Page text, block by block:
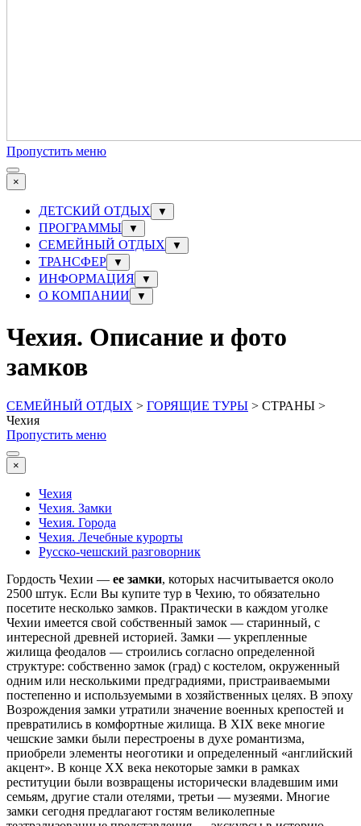
Пропустить меню
×
ДЕТСКИЙ ОТДЫХ ▼
ПРОГРАММЫ ▼
СЕМЕЙНЫЙ ОТДЫХ ▼
ТРАНСФЕР ▼
ИНФОРМАЦИЯ ▼
О КОМПАНИИ ▼
Чехия. Описание и фото
замков
СЕМЕЙНЫЙ ОТДЫХ > ГОРЯЩИЕ ТУРЫ > СТРАНЫ >
Чехия
Пропустить меню
×
Чехия
Чехия. Замки
Чехия. Города
Чехия. Лечебные курорты
Русско-чешский разговорник
Гордость Чехии — ее замки, которых насчитывается около
2500 штук. Если Вы купите тур в Чехию, то обязательно
посетите несколько замков. Практически в каждом уголке
Чехии имеется свой собственный замок — старинный, с
интересной древней историей. Замки — укрепленные
жилища феодалов — строились согласно определенной
структуре: собственно замок (град) с костелом, окруженный
одним или несколькими предградиями, пристраиваемыми
постепенно и используемыми в хозяйственных целях. В эпоху
Возрождения замки утратили значение военных крепостей и
превратились в комфортные жилища. В XIX веке многие
чешские замки были перестроены в духе романтизма,
приобрели элементы неоготики и определенный «английский
акцент». В конце XX века некоторые замки в рамках
реституции были возвращены исторически владевшим ими
семьям, другие стали отелями, третьи — музеями. Многие
замки сегодня предлагают гостям великолепные